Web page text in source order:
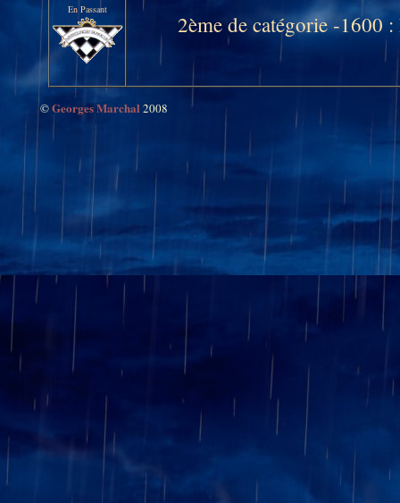
En Passant
2ème de catégorie -1600
4ème de catégorie -1600
13ème de catégorie-
20/04/2026
La saison desICN 2025-
terminons à une belle 4ème
inaccessible par notre équipe.
Les meilleurs résultats ont
Guy (75% pour 2 parties),
Georges qui a fait 100%
Tous les résultats sont
07/04/2026
Tournoi de Saint Dié
d'habitués s'est rendu à
mitigés (mais Ricard sans
Groupe A :
©Georges Marchal 2008